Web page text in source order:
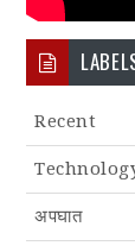
Recent
अपघात